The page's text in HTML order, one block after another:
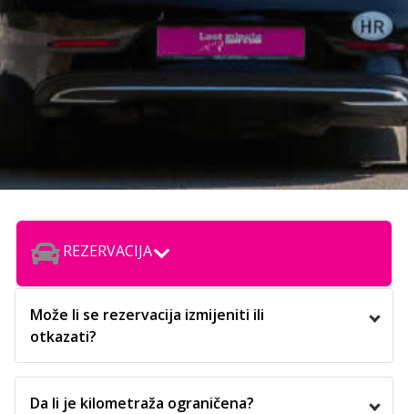
REZERVACIJA
Može li se rezervacija izmijeniti ili
otkazati?
Da li je kilometraža ograničena?